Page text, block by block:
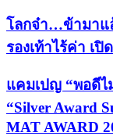
โลกจ๋า…ข้ามาแ
รองเท้าไร้ค่า เ
แคมเปญ “พอดีไ
“Silver Award
MAT AWARD